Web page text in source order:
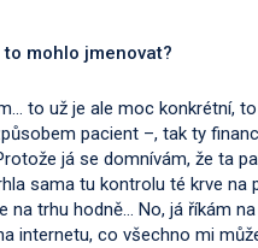
mohlo jmenovat?
to už je ale moc konkrétní,
pacient –, tak ty
já se domnívám, že ta
sama tu kontrolu té krve na
na trhu hodně… No, já říkám
internetu, co všechno mi